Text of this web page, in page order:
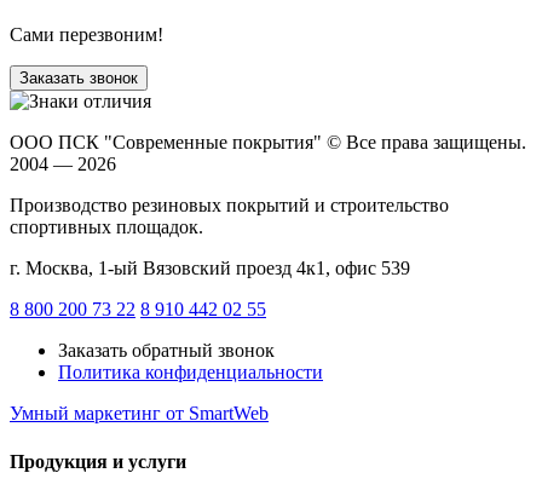
Сами перезвоним!
Заказать звонок
ООО ПСК "Современные покрытия" © Все права защищены.
2004 — 2026
Производство резиновых покрытий и строительство
спортивных площадок.
г. Москва, 1-ый Вязовский проезд 4к1, офис 539
8 800 200 73 22 8 910 442 02 55
Заказать обратный звонок
Политика конфиденциальности
Умный маркетинг от SmartWeb
Продукция и услуги